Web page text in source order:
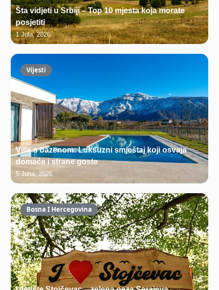
Šta vidjeti u Srbiji – Top 10 mjesta koja morate
posjetiti
1 Jula, 2026
Vijesti
Ville s bazenom: Luksuzni smještaj koji osvaja
domaće i strane goste
5 Juna, 2026
Bosna I Hercegovina